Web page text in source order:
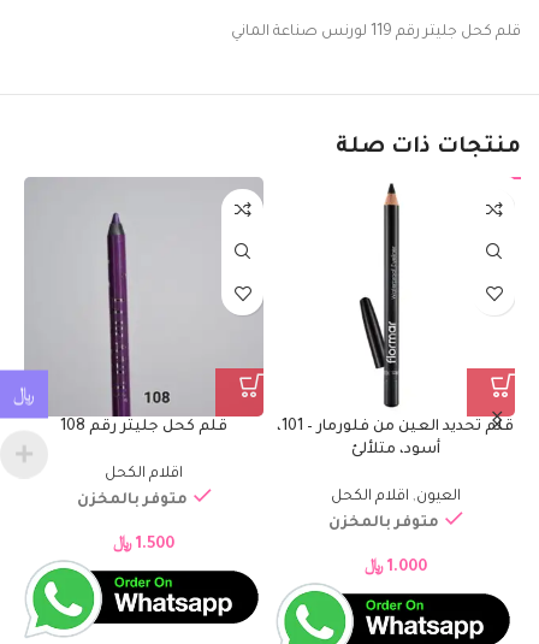
قلم كحل جليتر رقم 119 لورنس صناعة الماني
منتجات ذات صلة
قلم تحديد العين من فلورمار – 101،
أسود، متلألئ
العيون, اقلام الكحل
متوفر بالمخزن
1.000 ﷼
قلم كحل جليتر رقم 108
اقلام الكحل
متوفر بالمخزن
1.500 ﷼
﷼